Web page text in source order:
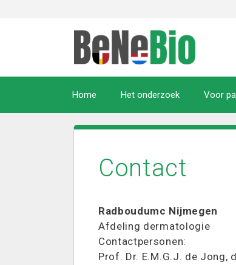
Home Het onderzoek Voor
Contact
Radboudumc Nijmegen
Afdeling dermatologie
Contactpersonen:
Prof. Dr. E.M.G.J. de